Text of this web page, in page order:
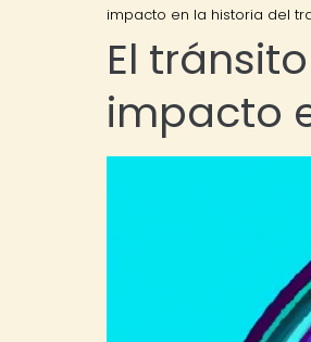
impacto en la historia del
El
impacto